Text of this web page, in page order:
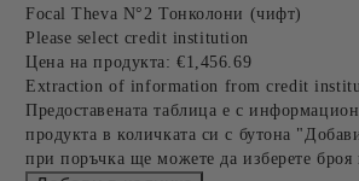
Focal Theva N°2 Тонколони (чифт)
Please select credit institution
Цена на продукта: €1,456.69
Extraction of information from credit
Предоставената таблица е с
продукта в количката си с бутона
при поръчка ще можете да изберете броя